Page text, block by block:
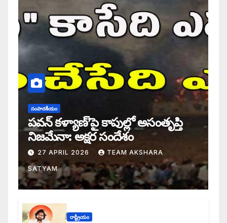
సంపాదకీయం
పవన్ కళ్యాణ్’పై కాపుల్లో అసంతృప్తి
నిజమేనా: అక్షర సందేశం
27 APRIL 2026 TEAM AKSHARA
SATYAM
రాష్ట్రీయం